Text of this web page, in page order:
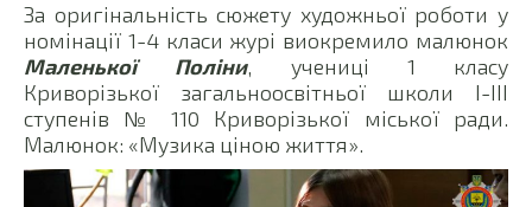
За оригінальність сюжету художньої роботи у
номінації 1-4 класи журі виокремило малюнок
Маленької Поліни, учениці 1 класу
Криворізької загальноосвітньої школи І-ІІІ
ступенів № 110 Криворізької міської ради.
Малюнок: «Музика ціною життя».